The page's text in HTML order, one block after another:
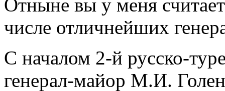
Отныне вы у меня
числе отличнейших
С началом 2-й русско-
генерал-майор М.И.